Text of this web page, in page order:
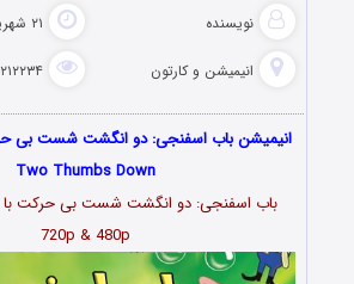
نویسنده ۲۱ شهریور ۱۴۰۰
انیمیشن و کارتون ۲۱۲۲۳۴ بازدید
Two Thumbs Down
720p & 480p